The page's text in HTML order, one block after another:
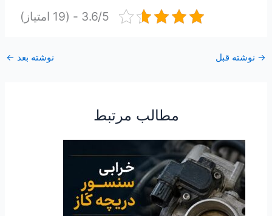
3.6/5 - (19 امتیاز)
→ نوشته قبل نوشته بعد ←
مطالب مرتبط